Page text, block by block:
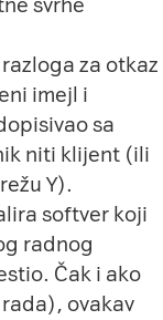
svrhe
za otkaz
imejl i
sa
niti klijent (ili
Y).
softver koji
radnog
Čak i ako
ovakav